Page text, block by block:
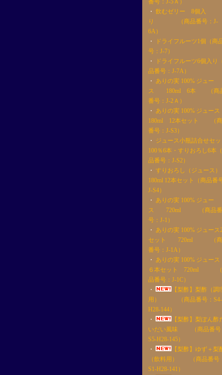
番号：J-5Ａ）
・ 飲むゼリー 8個入
り （商品番号：J-
6A）
・
ドライフルーツ1個（商
号：J-7）
・
ドライフルーツ6個入り
品番号：J-7A）
・ ありの実 100% ジュー
ス 180ml 6本 （商
番号：J-2Ａ）
・ ありの実 100% ジュース
180ml 12本セット （
番号：J-S3）
・
ジュース小瓶詰合せセッ
100％6本・すりおろし6本
品番号：J-S2）
・ すりおろし（ジュース）
180ml 12本セット（商品番
J-S4）
・ ありの実 100% ジュー
ス 720ml （商品番
号：J-1）
・ ありの実 100% ジュース
セット 720ml （商
番号：J-1A）
・ ありの実 100% ジュース
６本セット 720ml （
品番号：J-1C）
・
【梨酢】梨酢（調
用） （商品番号：S4-
H28-144）
・
【梨酢】梨ぽん酢
いだい風味 （商品番号
S5-H28-145）
・
【梨酢】ゆず＋梨
（飲料用） （商品番号
S1-H28-141）